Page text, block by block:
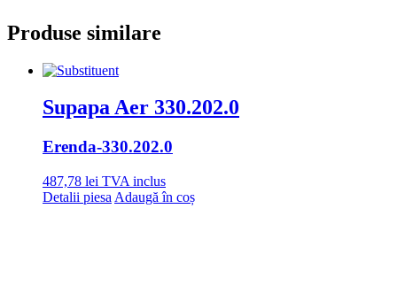
Produse similare
Supapa Aer 330.202.0
Erenda-330.202.0
487,78 lei TVA inclus
Detalii piesa Adaugă în coș